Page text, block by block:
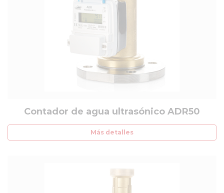
Contador de agua ultrasónico ADR50
Más detalles